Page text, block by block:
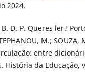
2024.
B. D. P. Queres ler?
M.; SOUZA,
entre
História da Educação,